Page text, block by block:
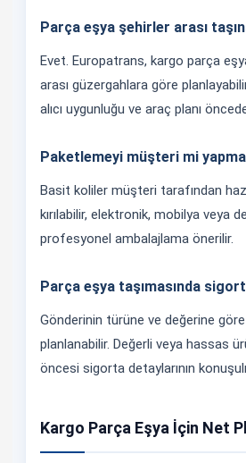
Parça eşya şehirler arası
Evet. Europatrans, kargo parça
arası güzergahlara göre
alıcı uygunluğu ve araç planı
Paketlemeyi müşteri mi
Basit koliler müşteri tarafından
kırılabilir, elektronik, mobilya veya
profesyonel ambalajlama önerilir.
Parça eşya taşımasında
Gönderinin türüne ve değerine
planlanabilir. Değerli veya hassas
öncesi sigorta detaylarının
Kargo Parça Eşya İçin Net